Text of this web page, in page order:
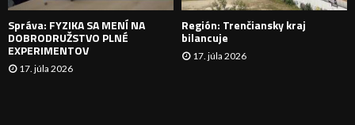
E
Správa: FYZIKA SA MENÍ NA
DOBRODRUŽSTVO PLNÉ
EXPERIMENTOV
17. júla 2026
Región: Trenčiansky kraj
bilancuje
17. júla 2026